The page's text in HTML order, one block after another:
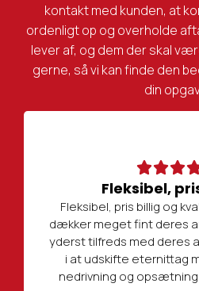
kontakt med kunden, at
ordenligt op og overholde
lever af, og dem der skal
gerne, så vi kan finde den
din
Fleksibel,
Fleksibel, pris billig og
dækker meget fint deres
yderst tilfreds med deres
i at udskifte eternittag
nedrivning og